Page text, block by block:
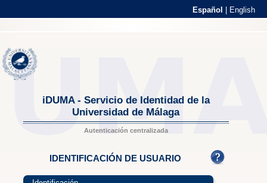
Español English
iDUMA - Servicio de Identidad de la
Universidad de Málaga
Autenticación centralizada
IDENTIFICACIÓN DE USUARIO